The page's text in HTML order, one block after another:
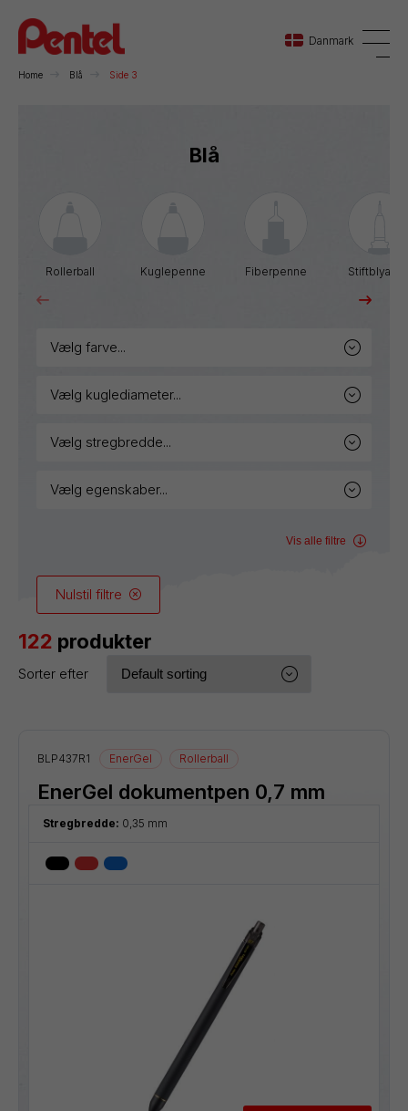
Danmark
Home Blå Side 3
Blå
Rollerball Kuglepenne Fiberpenne
vælg farve...
vælg kuglediameter...
vælg stregbredde...
vælg egenskaber...
Vis alle filtre
Nulstil filtre
122 produkter
Sorter efter
BLP437R1 EnerGel Rollerball
EnerGel dokumentpen 0,7 mm
Stregbredde: 0,35 mm